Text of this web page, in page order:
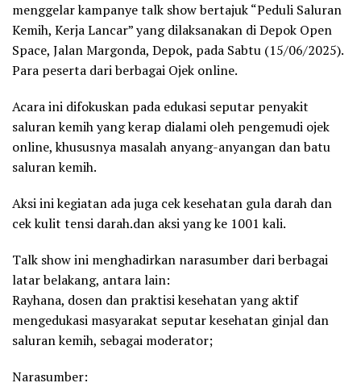
menggelar kampanye talk show bertajuk “Peduli Saluran
Kemih, Kerja Lancar” yang dilaksanakan di Depok Open
Space, Jalan Margonda, Depok, pada Sabtu (15/06/2025).
Para peserta dari berbagai Ojek online.
Acara ini difokuskan pada edukasi seputar penyakit
saluran kemih yang kerap dialami oleh pengemudi ojek
online, khususnya masalah anyang-anyangan dan batu
saluran kemih.
Aksi ini kegiatan ada juga cek kesehatan gula darah dan
cek kulit tensi darah.dan aksi yang ke 1001 kali.
Talk show ini menghadirkan narasumber dari berbagai
latar belakang, antara lain:
Rayhana, dosen dan praktisi kesehatan yang aktif
mengedukasi masyarakat seputar kesehatan ginjal dan
saluran kemih, sebagai moderator;
Narasumber: